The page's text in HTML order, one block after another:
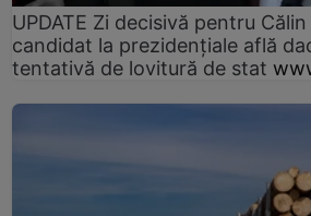
UPDATE Zi decisivă pentru
candidat la prezidențiale află
tentativă de lovitură de stat